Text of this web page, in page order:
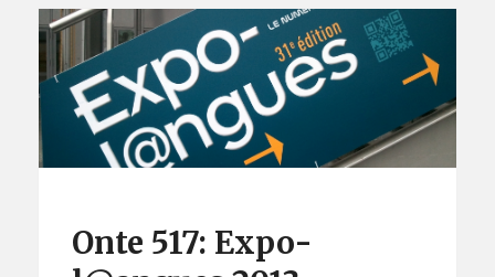
Onte 517: Expo-